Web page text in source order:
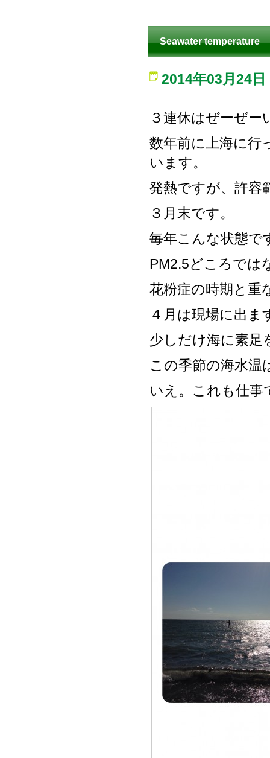
Seawater temperature
2014年03月24日
３連休はぜーぜ
数年前に上海に行
います。
発熱ですが、許容
３月末です。
毎年こんな状態で
PM2.5どころでは
花粉症の時期と重
４月は現場に出
少しだけ海に素足
この季節の海水温
いえ。これも仕事